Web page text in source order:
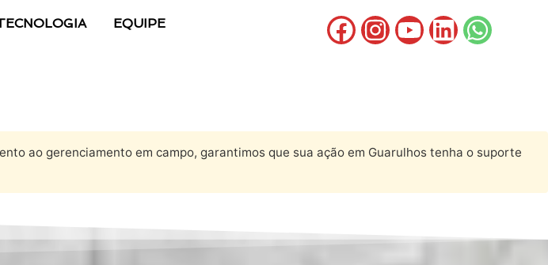
EQUIPE
ao gerenciamento em campo, garantimos que sua ação em Guarulhos tenha o suporte